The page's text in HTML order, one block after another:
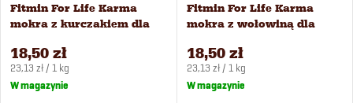
t
ó
Fitmin For Life Karma
mokra z kurczakiem dla
18,50 zł
Cena
jednostkowa:
23,13 zł / 1 kg
W magazynie
Fitmin For Life Karma
mokra z wołowiną dla
18,50 zł
Cena
jednostkowa:
23,13 zł / 1 kg
W magazynie